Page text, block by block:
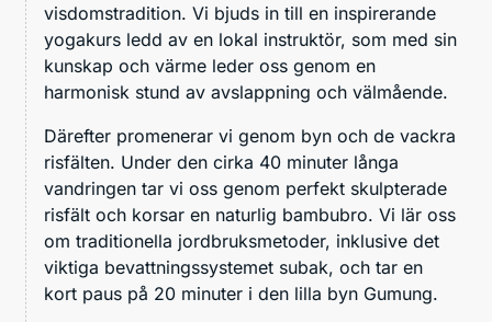
visdomstradition. Vi bjuds in till en inspirerande
yogakurs ledd av en lokal instruktör, som med sin
kunskap och värme leder oss genom en
harmonisk stund av avslappning och välmående.
Därefter promenerar vi genom byn och de vackra
risfälten. Under den cirka 40 minuter långa
vandringen tar vi oss genom perfekt skulpterade
risfält och korsar en naturlig bambubro. Vi lär oss
om traditionella jordbruksmetoder, inklusive det
viktiga bevattningssystemet subak, och tar en
kort paus på 20 minuter i den lilla byn Gumung.